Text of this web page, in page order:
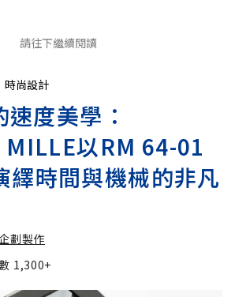
請往下繼續閱讀
時尚設計
度美學：
MILLE以RM 64-01
時間與機械的非凡
劃製作
1,300+